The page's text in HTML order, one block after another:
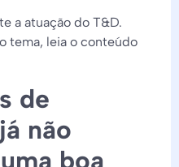
a atuação do T&D.
tema, leia o conteúdo
de
não
boa